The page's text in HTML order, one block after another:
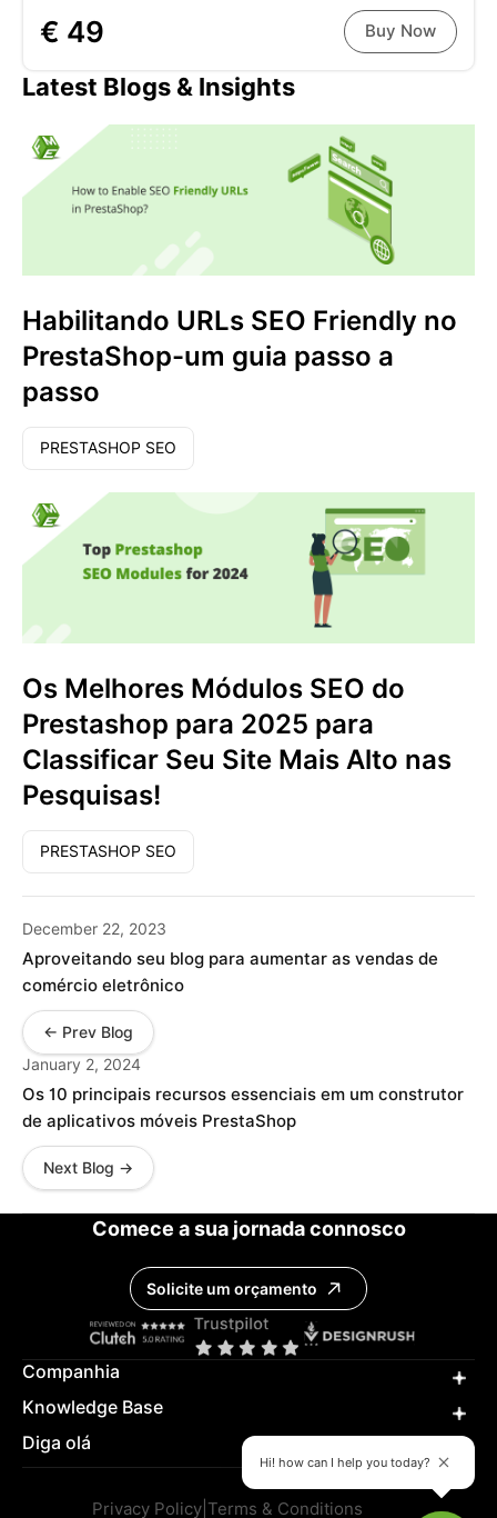
€ 49 Buy Now
Latest Blogs & Insights
Habilitando URLs SEO Friendly no
PrestaShop-um guia passo a
passo
PRESTASHOP SEO
Os Melhores Módulos SEO do
Prestashop para 2025 para
Classificar Seu Site Mais Alto nas
Pesquisas!
PRESTASHOP SEO
December 22, 2023
Aproveitando seu blog para aumentar as vendas de
comércio eletrônico
← Prev Blog
January 2, 2024
Os 10 principais recursos essenciais em um construtor
de aplicativos móveis PrestaShop
Next Blog →
Comece a sua jornada connosco
Solicite um orçamento
Companhia
Knowledge Base
Diga olá
Hi! how can I help you today?
Privacy Policy Terms & Conditions